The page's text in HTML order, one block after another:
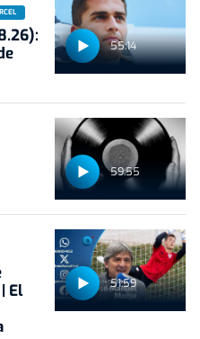
55:14
59:55
51:59
El